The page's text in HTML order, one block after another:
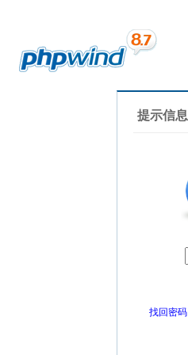
提示信息
找回密码